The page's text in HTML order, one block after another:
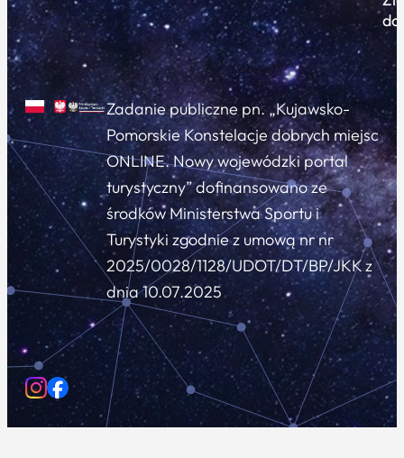
Zadanie publiczne pn. „Kujawsko-
Pomorskie Konstelacje dobrych miejsc
ONLINE. Nowy wojewódzki portal
turystyczny” dofinansowano ze
środków Ministerstwa Sportu i
Turystyki zgodnie z umową nr nr
2025/0028/1128/UDOT/DT/BP/JKK z
dnia 10.07.2025